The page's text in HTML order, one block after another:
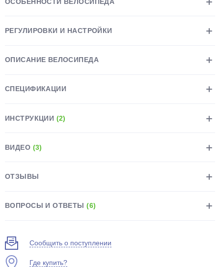
РЕГУЛИРОВКИ И НАСТРОЙКИ
ОПИСАНИЕ ВЕЛОСИПЕДА
СПЕЦИФИКАЦИИ
ИНСТРУКЦИИ (2)
ВИДЕО (3)
ОТЗЫВЫ
ВОПРОСЫ И ОТВЕТЫ(6)
Сообщить о поступлении
Где купить?